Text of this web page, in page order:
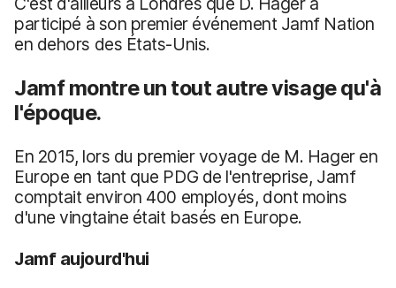
participé à son premier événement Jamf Nation
en dehors des États-Unis.
Jamf montre un tout autre visage qu'à
l'époque.
En 2015, lors du premier voyage de M. Hager en
Europe en tant que PDG de l'entreprise, Jamf
comptait environ 400 employés, dont moins
d'une vingtaine était basés en Europe.
Jamf aujourd'hui